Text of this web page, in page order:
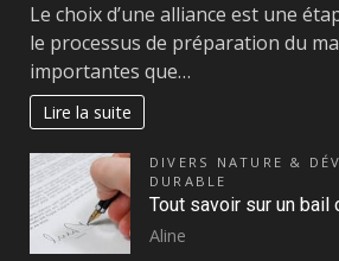
Le choix d’une alliance est une
le processus de préparation du
importantes que…
Lire la suite
DIVERS NATURE &
DURABLE
Tout savoir sur un bail
Aline